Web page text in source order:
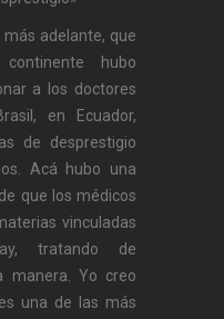
adelante, que
hubo
a los doctores
en Ecuador,
de desprestigio
Acá hubo una
que los médicos
vinculadas
tratando de
manera. Yo creo
una de las más